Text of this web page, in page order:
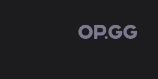
OP.GG